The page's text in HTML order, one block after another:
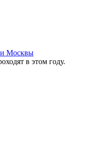
Москвы
в этом году.